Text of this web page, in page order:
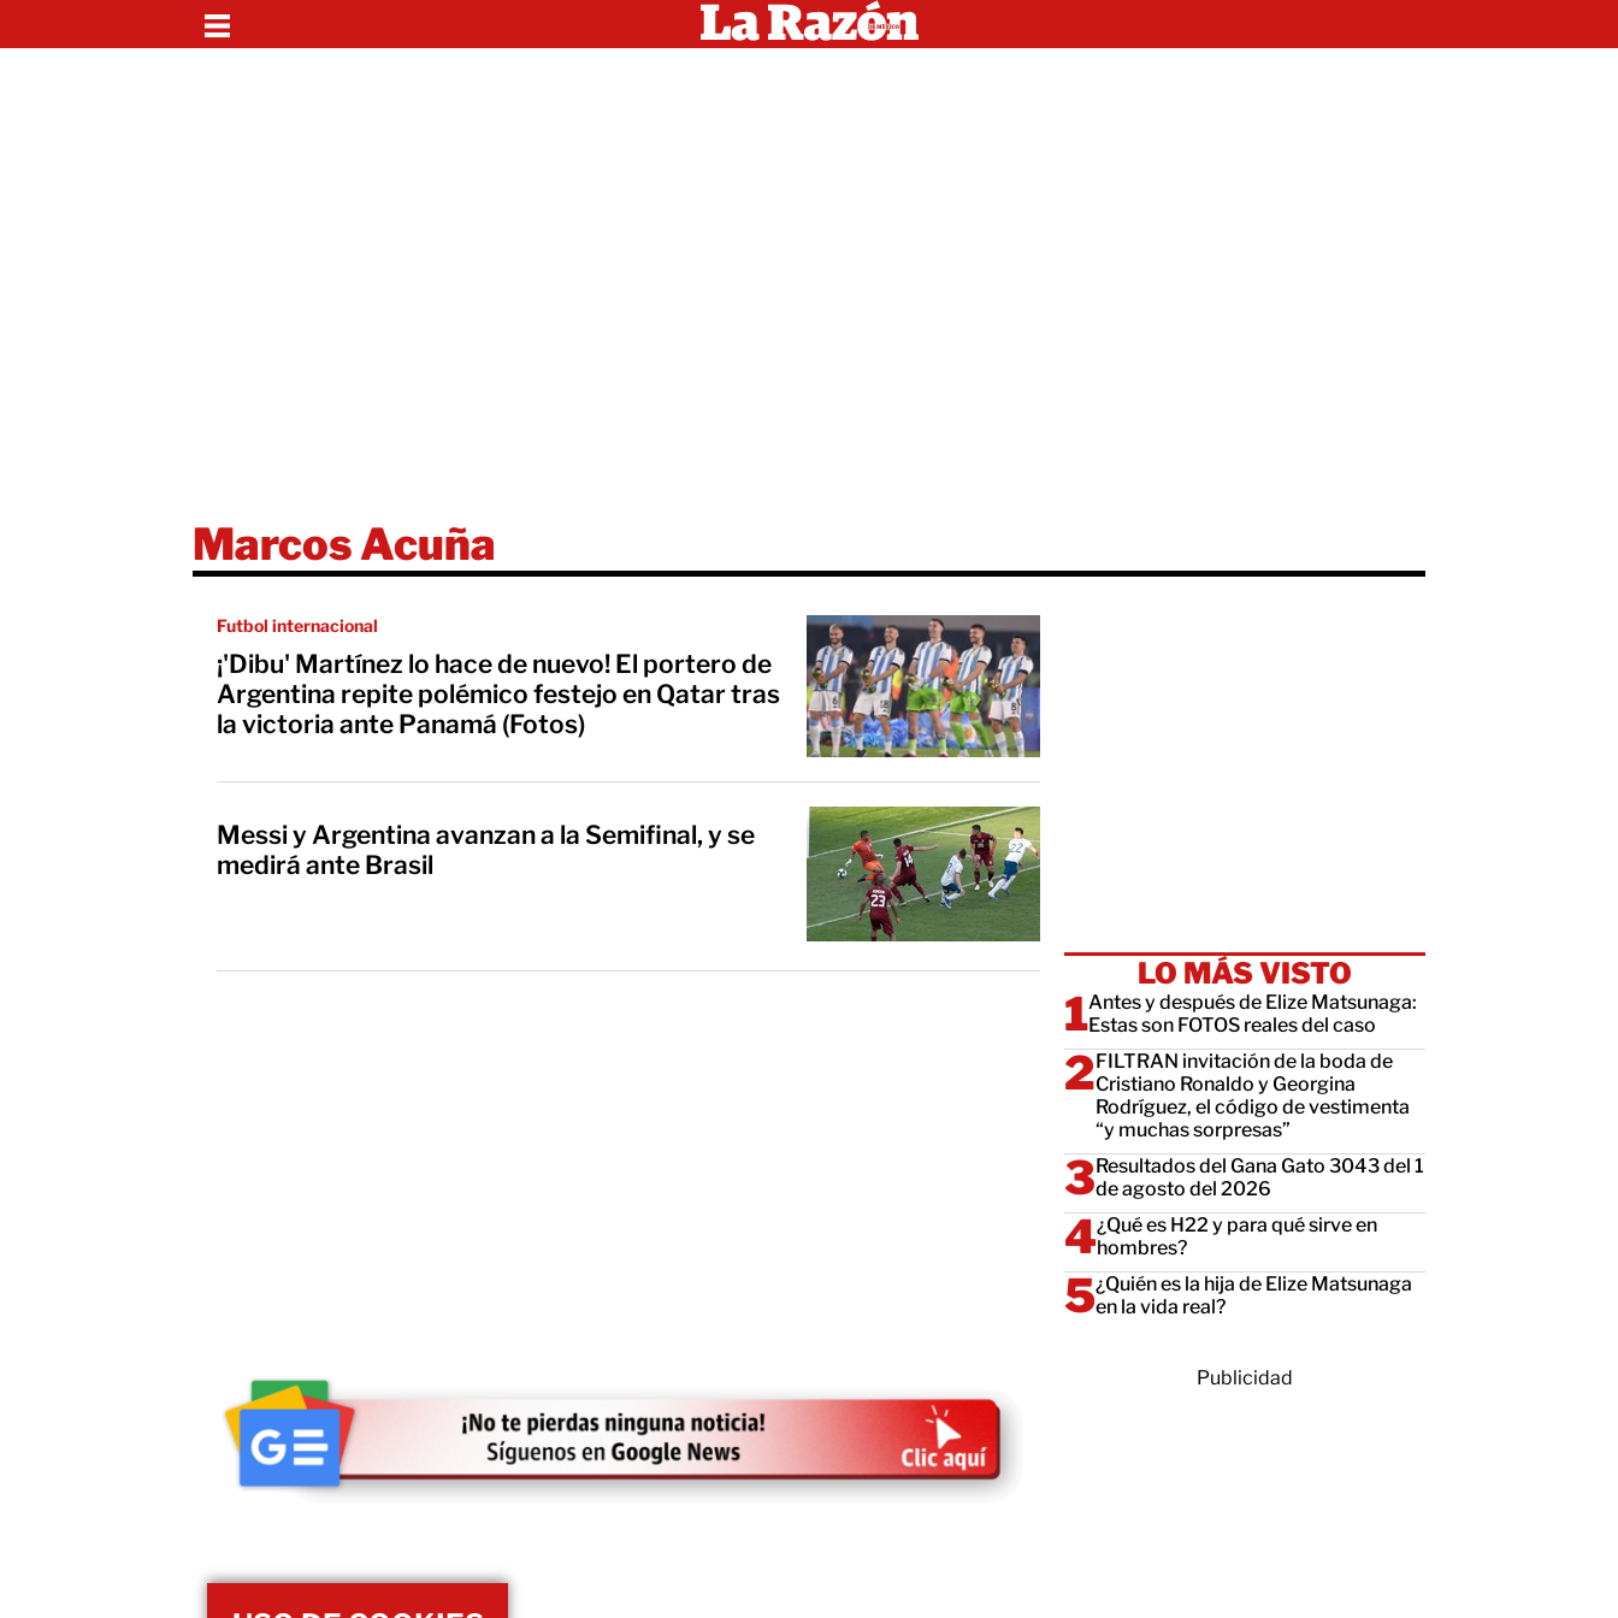
Marcos Acuña
Futbol internacional
¡'Dibu' Martínez lo hace de nuevo! El portero de
Argentina repite polémico festejo en Qatar tras
la victoria ante Panamá (Fotos)
Messi y Argentina avanzan a la Semifinal, y se
medirá ante Brasil
LO MÁS VISTO
Antes y después de Elize Matsunaga:
Estas son FOTOS reales del caso
FILTRAN invitación de la boda de
Cristiano Ronaldo y Georgina
Rodríguez, el código de vestimenta
“y muchas sorpresas”
Resultados del Gana Gato 3043 del 1
de agosto del 2026
¿Qué es H22 y para qué sirve en
hombres?
¿Quién es la hija de Elize Matsunaga
en la vida real?
Publicidad